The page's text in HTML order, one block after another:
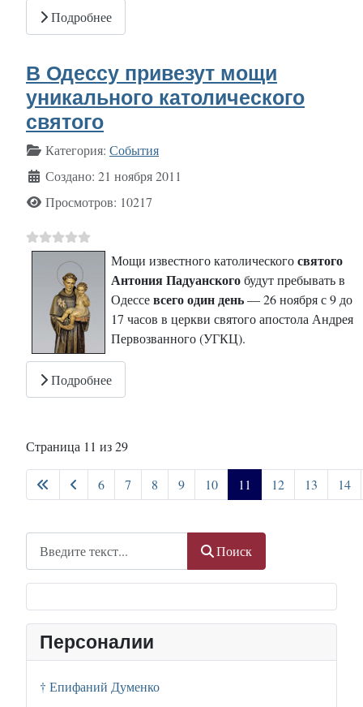
Поиск
Персоналии
† Епифаний Думенко
Подробнее
В Одессу привезут мощи
уникального католического
святого
Информация о материале
Категория: События
Создано: 21 ноября 2011
Просмотров: 10217
Мощи известного католическогосвятого
Антония Падуанскогобудут пребывать в
Одессевсего один день— 26 ноября с 9 до
17 часов в церкви святого апостола Андрея
Первозванного (УГКЦ).
Подробнее
Страница 11 из 29
6 7 8 9 10 11 12 13 14